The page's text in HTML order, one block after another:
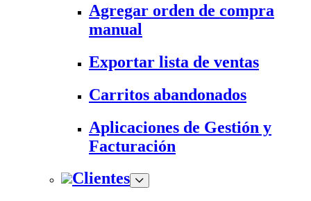
Agregar orden de compra
manual
Exportar lista de ventas
Carritos abandonados
Aplicaciones de Gestión y
Facturación
Clientes